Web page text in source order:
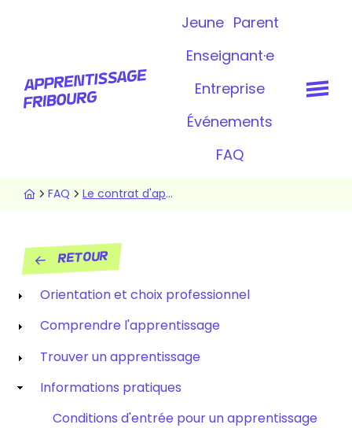
TopbarJeune Parent
Enseignant·e
Entreprise
Événements
FAQ
Fil
FAQ Le contrat d'apprentissage
Retour
MenuOrientation et choix professionnel
Comprendre l'apprentissage
Trouver un apprentissage
Informations pratiques
Conditions d'entrée pour un apprentissage